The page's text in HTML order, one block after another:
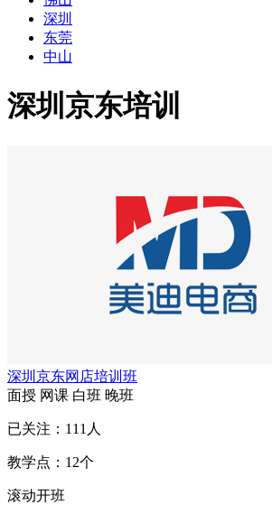
深圳
东莞
中山
深圳京东培训
深圳京东网店培训班
面授 网课 白班 晚班
已关注： 111 人
教学点： 12个
滚动开班